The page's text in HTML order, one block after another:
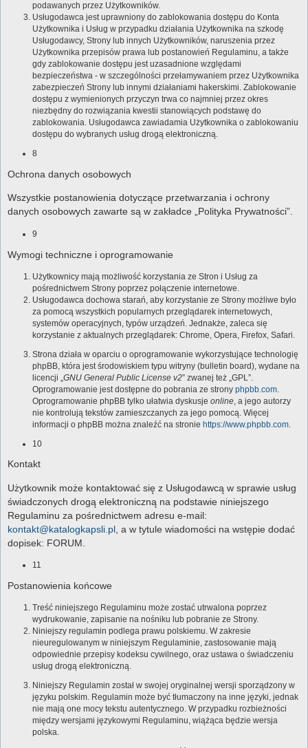
podawanych przez Użytkowników.
Usługodawca jest uprawniony do zablokowania dostępu do Konta
Użytkownika i Usług w przypadku działania Użytkownika na szkodę
Usługodawcy, Strony lub innych Użytkowników, naruszenia przez
Użytkownika przepisów prawa lub postanowień Regulaminu, a także
gdy zablokowanie dostępu jest uzasadnione względami
bezpieczeństwa - w szczególności przełamywaniem przez Użytkownika
zabezpieczeń Strony lub innymi działaniami hakerskimi. Zablokowanie
dostępu z wymienionych przyczyn trwa co najmniej przez okres
niezbędny do rozwiązania kwestii stanowiących podstawę do
zablokowania. Usługodawca zawiadamia Użytkownika o zablokowaniu
dostępu do wybranych usług drogą elektroniczną.
8
Ochrona danych osobowych
Wszystkie postanowienia dotyczące przetwarzania i ochrony
danych osobowych zawarte są w zakładce „Polityka Prywatności”.
9
Wymogi techniczne i oprogramowanie
Użytkownicy mają możliwość korzystania ze Stron i Usług za
pośrednictwem Strony poprzez połączenie internetowe.
Usługodawca dochowa starań, aby korzystanie ze Strony możliwe było
za pomocą wszystkich popularnych przeglądarek internetowych,
systemów operacyjnych, typów urządzeń. Jednakże, zaleca się
korzystanie z aktualnych przeglądarek: Chrome, Opera, Firefox, Safari.
Strona działa w oparciu o oprogramowanie wykorzystujące technologię
phpBB, która jest środowiskiem typu witryny (bulletin board), wydane na
licencji „ GNU General Public License v2” zwanej też „GPL”.
Oprogramowanie jest dostępne do pobrania ze strony phpbb.com
Oprogramowanie phpBB tylko ułatwia dyskusje online , a jego autorzy
nie kontrolują tekstów zamieszczanych za jego pomocą. Więcej
informacji o phpBB można znaleźć na stronie https://www.phpbb.com
10
Kontakt
Użytkownik może kontaktować się z Usługodawcą w sprawie usług
świadczonych drogą elektroniczną na podstawie niniejszego
Regulaminu za pośrednictwem adresu e-mail:
kontakt@katalogkapsli.pl , a w tytule wiadomości na wstępie dodać
dopisek: FORUM.
11
Postanowienia końcowe
Treść niniejszego Regulaminu może zostać utrwalona poprzez
wydrukowanie, zapisanie na nośniku lub pobranie ze Strony.
Niniejszy regulamin podlega prawu polskiemu. W zakresie
nieuregulowanym w niniejszym Regulaminie, zastosowanie mają
odpowiednie przepisy kodeksu cywilnego, oraz ustawa o świadczeniu
usług drogą elektroniczną.
Niniejszy Regulamin został w swojej oryginalnej wersji sporządzony w
języku polskim. Regulamin może być tłumaczony na inne języki, jednak
nie mają one mocy tekstu autentycznego. W przypadku rozbieżności
między wersjami językowymi Regulaminu, wiążąca będzie wersja
polska.